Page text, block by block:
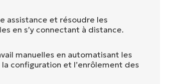
assistance et résoudre les
en s’y connectant à distance.
manuelles en automatisant les
configuration et l’enrôlement des